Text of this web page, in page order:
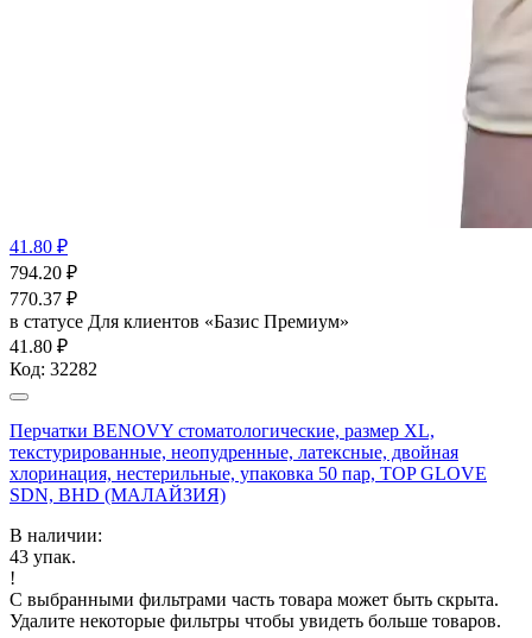
41.80 ₽
794.20 ₽
770.37 ₽
в статусе Для клиентов «Базис Премиум»
41.80 ₽
Код: 32282
Перчатки BENOVY стоматологические, размер XL,
текстурированные, неопудренные, латексные, двойная
хлоринация, нестерильные, упаковка 50 пар, TOP GLOVE
SDN, BHD (МАЛАЙЗИЯ)
В наличии:
43 упак.
!
С выбранными фильтрами часть товара может быть скрыта.
Удалите некоторые фильтры чтобы увидеть больше товаров.